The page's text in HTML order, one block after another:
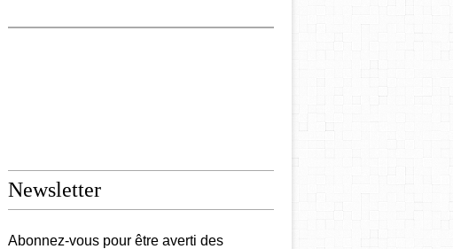
Newsletter
Abonnez-vous pour être averti des